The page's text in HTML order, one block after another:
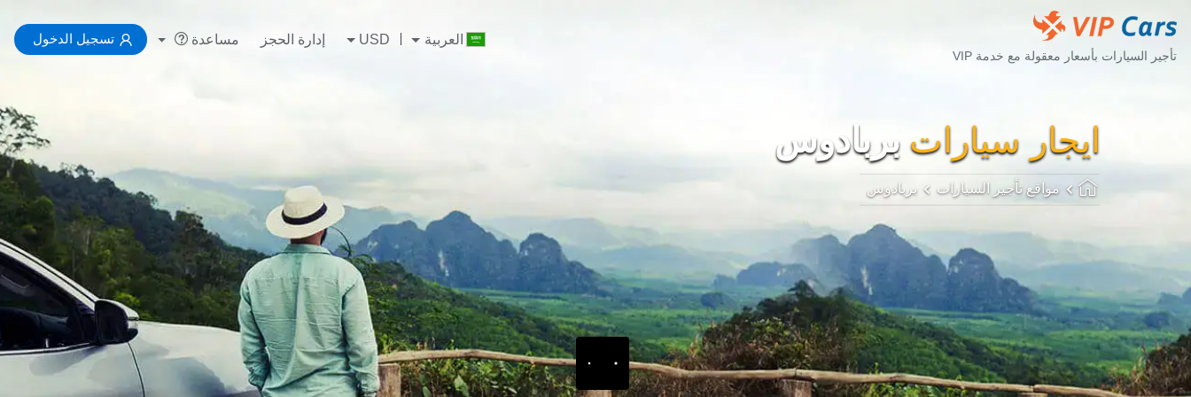
تأجير السيارات بأسعار معقولة مع خدمة VIP
العربية USD إدارة الحجز مساعدة تسجيل الدخول
ايجار سيارات بربادوس
مواقع تأجير السيارات بربادوس